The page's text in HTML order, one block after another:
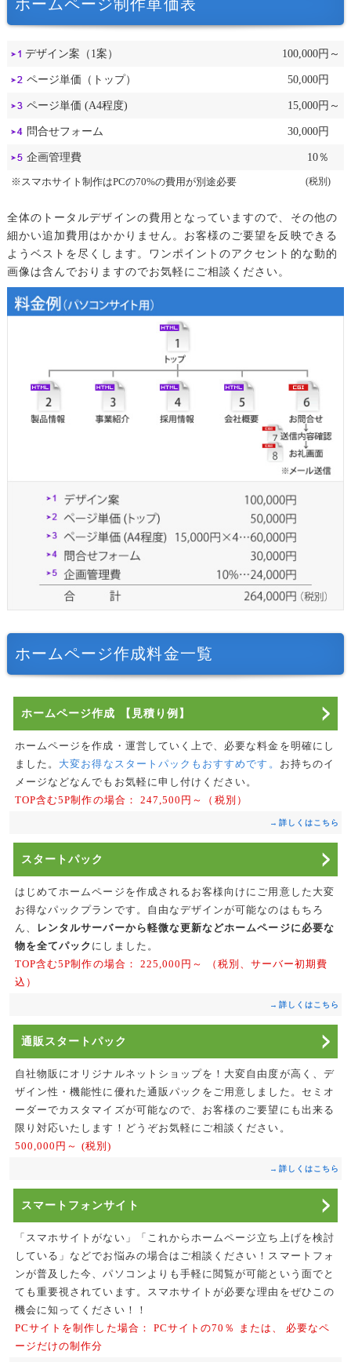
ホームページ制作単価表
デザイン案（1案） 100,000円～
ページ単価（トップ） 50,000円
ページ単価 (A4程度) 15,000円～
問合せフォーム 30,000円
企画管理費 10％
※スマホサイト制作はPCの70%の費用が別途必要 (税別)
全体のトータルデザインの費用となっていますので、その他の
細かい追加費用はかかりません。お客様のご要望を反映できる
ようベストを尽くします。ワンポイントのアクセント的な動的
画像は含んでおりますのでお気軽にご相談ください。
ホームページ作成料金一覧
ホームページ作成 【見積り例】
ホームページを作成・運営していく上で、必要な料金を明確にし
ました。 大変お得なスタートパックもおすすめです。 お持ちのイ
メージなどなんでもお気軽に申し付けください。
TOP含む5P制作の場合：
247,500円～（税別）
→詳しくはこちら
スタートパック
はじめてホームページを作成されるお客様向けにご用意した大変
お得なパックプランです。自由なデザインが可能なのはもちろ
ん、
レンタルサーバーから軽微な更新などホームページに必要な
物を全てパック にしました。
TOP含む5P制作の場合：
225,000円～
（税別、サーバー初期費
込）
→詳しくはこちら
通販スタートパック
自社物販にオリジナルネットショップを！大変自由度が高く、デ
ザイン性・機能性に優れた通販パックをご用意しました。セミオ
ーダーでカスタマイズが可能なので、お客様のご要望にも出来る
限り対応いたします！どうぞお気軽にご相談ください。
500,000円～ (税別)
→詳しくはこちら
スマートフォンサイト
「スマホサイトがない」「これからホームページ立ち上げを検討
している」などでお悩みの場合はご相談ください！スマートフォ
ンが普及した今、パソコンよりも手軽に閲覧が可能という面でと
ても重要視されています。スマホサイトが必要な理由をぜひこの
機会に知ってください！！
PCサイトを制作した場合：
PCサイトの70％ または、
必要なペ
ージだけの制作分